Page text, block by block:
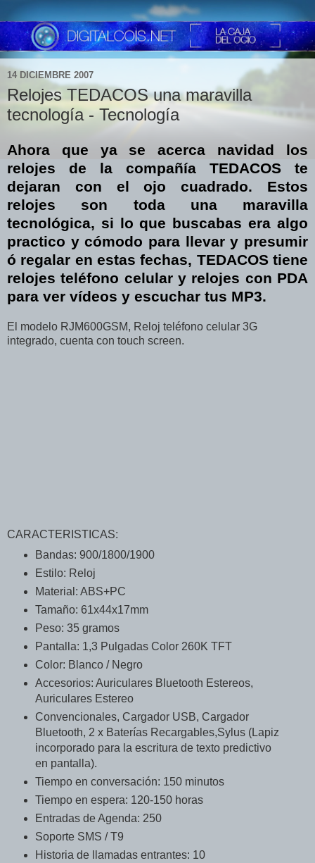
14 DICIEMBRE 2007
Relojes TEDACOS una maravilla
tecnología - Tecnología
Ahora que ya se acerca navidad los
relojes de la compañía TEDACOS te
dejaran con el ojo cuadrado. Estos
relojes son toda una maravilla
tecnológica, si lo que buscabas era algo
practico y cómodo para llevar y presumir
ó regalar en estas fechas, TEDACOS tiene
relojes teléfono celular y relojes con PDA
para ver vídeos y escuchar tus MP3.
El modelo RJM600GSM, Reloj teléfono celular 3G
integrado, cuenta con touch screen.
CARACTERISTICAS:
Bandas: 900/1800/1900
Estilo: Reloj
Material: ABS+PC
Tamaño: 61x44x17mm
Peso: 35 gramos
Pantalla: 1,3 Pulgadas Color 260K TFT
Color: Blanco / Negro
Accesorios: Auriculares Bluetooth Estereos,
Auriculares Estereo
Convencionales, Cargador USB, Cargador
Bluetooth, 2 x Baterías Recargables,Sylus (Lapiz
incorporado para la escritura de texto predictivo
en pantalla).
Tiempo en conversación: 150 minutos
Tiempo en espera: 120-150 horas
Entradas de Agenda: 250
Soporte SMS / T9
Historia de llamadas entrantes: 10